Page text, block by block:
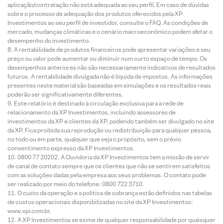
aplicação/contratação não está adequada ao seu perfil. Em caso de dúvidas
sobre o processo de adequação dos produtos oferecidos pela XP
Investimentos ao seu perfil de investidor, consulte o FAQ. As condições de
mercado, mudanças climáticas e o cenário macroeconômico podem afetar o
desempenho do investimento.
A rentabilidade de produtos financeiros pode apresentar variações e seu
preço ou valor pode aumentar ou diminuir num curto espaço de tempo. Os
desempenhos anteriores não são necessariamente indicativos de resultados
futuros. A rentabilidade divulgada não é líquida de impostos. As informações
presentes neste material são baseadas em simulações e os resultados reais
poderão ser significativamente diferentes.
Este relatório é destinado à circulação exclusiva para a rede de
relacionamento da XP Investimentos, incluindo assessores de
investimentos da XP e clientes da XP, podendo também ser divulgado no site
da XP. Fica proibida sua reprodução ou redistribuição para qualquer pessoa,
no todo ou em parte, qualquer que seja o propósito, sem o prévio
consentimento expresso da XP Investimentos.
0800 77 20202. A Ouvidoria da XP Investimentos tem a missão de servir
de canal de contato sempre que os clientes que não se sentirem satisfeitos
com as soluções dadas pela empresa aos seus problemas. O contato pode
ser realizado por meio do telefone: 0800 722 3710.
O custo da operação e a política de cobrança estão definidos nas tabelas
de custos operacionais disponibilizadas no site da XP Investimentos:
www.xpi.com.br.
A XP Investimentos se exime de qualquer responsabilidade por quaisquer